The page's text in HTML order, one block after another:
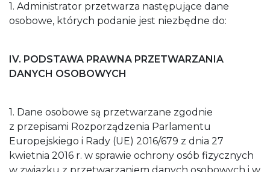
1. Administrator przetwarza następujące dane
osobowe, których podanie jest niezbędne do:
IV. PODSTAWA PRAWNA PRZETWARZANIA
DANYCH OSOBOWYCH
1. Dane osobowe są przetwarzane zgodnie
z przepisami Rozporządzenia Parlamentu
Europejskiego i Rady (UE) 2016/679 z dnia 27
kwietnia 2016 r. w sprawie ochrony osób fizycznych